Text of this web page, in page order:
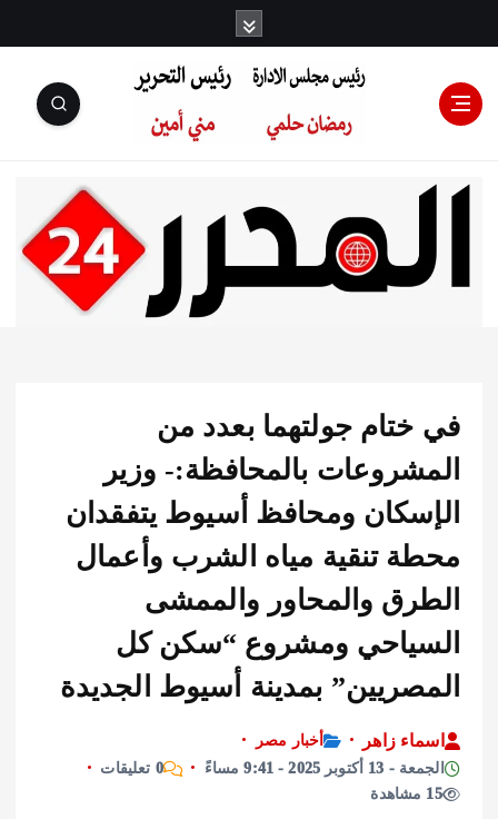
رئيس مجلس
الإدارة: رمضان
التحرير:مني أمين
جولتهما بعدد من
بالمحافظة:- وزير
ومحافظ أسيوط يتفقدان
تنقية مياه الشرب وأعمال
والمحاور والممشى
ومشروع “سكن كل
بمدينة أسيوط الجديدة
زاهر
أخبار مصر
2025 - 9:41 مساءً
0 تعليقات